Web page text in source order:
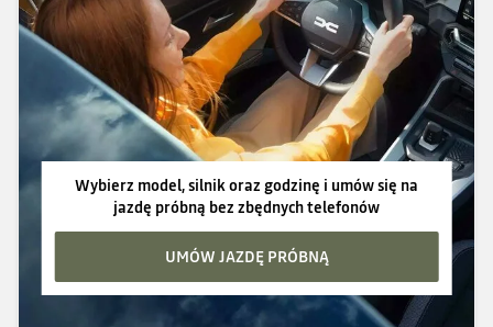
Wybierz model, silnik oraz godzinę i umów się na
jazdę próbną bez zbędnych telefonów
UMÓW JAZDĘ PRÓBNĄ